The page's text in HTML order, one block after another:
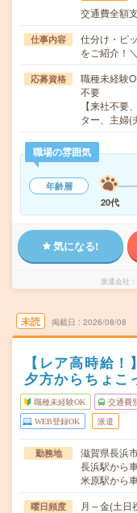
交通費全額
仕事内容
仕分け・ピ
をご紹介！
応募資格
職種未経験
不要
【来社不要
ター、主婦
職場の雰囲気
年齢層
20代
気になる!
派遣会社
未読 掲載日 2026/08/08
【レア高時給
夕方からちょこ
職種未経験OK 交通費
WEB登録OK 派遣
勤務地
滋賀県長浜
長浜駅から
米原駅から
曜日頻度 月～金(土日